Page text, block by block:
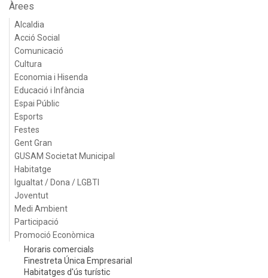
Àrees
Alcaldia
Acció Social
Comunicació
Cultura
Economia i Hisenda
Educació i Infància
Espai Públic
Esports
Festes
Gent Gran
GUSAM Societat Municipal
Habitatge
Igualtat / Dona / LGBTI
Joventut
Medi Ambient
Participació
Promoció Econòmica
Horaris comercials
Finestreta Única Empresarial
Habitatges d'ús turístic